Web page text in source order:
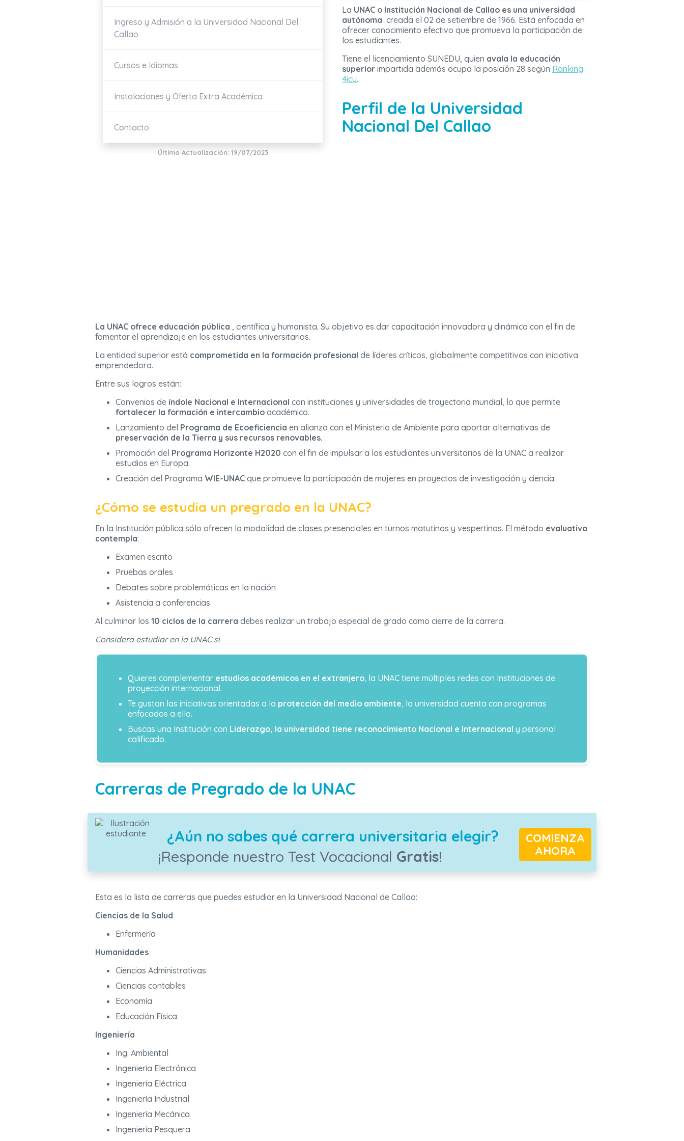
Ingreso y Admisión a la Universidad Nacional Del
Callao
Cursos e Idiomas
Instalaciones y Oferta Extra Académica
Contacto
Última Actualización: 19/07/2023
La UNAC o Institución Nacional de Callao es una universidad
autónoma creada el 02 de setiembre de 1966. Está enfocada en
ofrecer conocimiento efectivo que promueva la participación de
los estudiantes.
Tiene el licenciamiento SUNEDU, quien avala la educación
superior impartida además ocupa la posición 28 según Ranking
4icu.
Perfil de la Universidad
Nacional Del Callao
La UNAC ofrece educación pública , científica y humanista. Su objetivo es dar capacitación innovadora y dinámica con el fin de
fomentar el aprendizaje en los estudiantes universitarios.
La entidad superior está comprometida en la formación profesional de líderes críticos, globalmente competitivos con iniciativa
emprendedora.
Entre sus logros están:
Convenios de índole Nacional e Internacional con instituciones y universidades de trayectoria mundial, lo que permite
fortalecer la formación e intercambio académico.
Lanzamiento del Programa de Ecoeficiencia en alianza con el Ministerio de Ambiente para aportar alternativas de
preservación de la Tierra y sus recursos renovables.
Promoción del Programa Horizonte H2020 con el fin de impulsar a los estudiantes universitarios de la UNAC a realizar
estudios en Europa.
Creación del Programa WIE-UNAC que promueve la participación de mujeres en proyectos de investigación y ciencia.
¿Cómo se estudia un pregrado en la UNAC?
En la Institución pública sólo ofrecen la modalidad de clases presenciales en turnos matutinos y vespertinos. El método evaluativo
contempla:
Examen escrito
Pruebas orales
Debates sobre problemáticas en la nación
Asistencia a conferencias
Al culminar los 10 ciclos de la carrera debes realizar un trabajo especial de grado como cierre de la carrera.
Considera estudiar en la UNAC si
Quieres complementar estudios académicos en el extranjero, la UNAC tiene múltiples redes con Instituciones de
proyección internacional.
Te gustan las iniciativas orientadas a la protección del medio ambiente, la universidad cuenta con programas
enfocados a ello.
Buscas una Institución con Liderazgo, la universidad tiene reconocimiento Nacional e Internacional y personal
calificado.
Carreras de Pregrado de la UNAC
¿Aún no sabes qué carrera universitaria elegir?
¡Responde nuestro Test Vocacional Gratis!
COMIENZA
AHORA
Esta es la lista de carreras que puedes estudiar en la Universidad Nacional de Callao:
Ciencias de la Salud
Enfermería
Humanidades
Ciencias Administrativas
Ciencias contables
Economía
Educación Física
Ingeniería
Ing. Ambiental
Ingeniería Electrónica
Ingeniería Eléctrica
Ingeniería Industrial
Ingeniería Mecánica
Ingeniería Pesquera